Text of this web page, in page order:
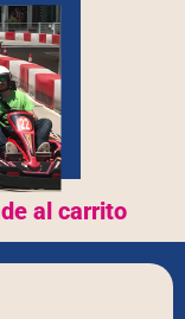
al carrito